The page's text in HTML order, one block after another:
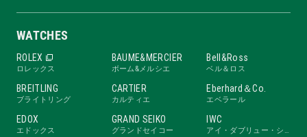
WATCHES
ROLEX
ロレックス
BAUME&MERCIER
ボーム&メルシエ
Bell&Ross
ベル＆ロス
BREITLING
ブライトリング
CARTIER
カルティエ
Eberhard＆Co.
エベラール
EDOX
エドックス
GRAND SEIKO
グランドセイコー
IWC
アイ・ダブリュー・シー